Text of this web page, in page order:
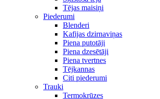
Tējas maisiņi
Piederumi
Blenderi
Kafijas dzirnaviņas
Piena putotāji
Piena dzesētāji
Piena tvertnes
Tējkannas
Citi piederumi
Trauki
Termokrūzes